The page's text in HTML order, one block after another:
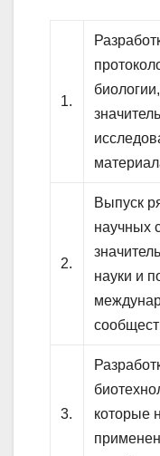
1.
2.
Выпуск
научных
науки и
3.
которые